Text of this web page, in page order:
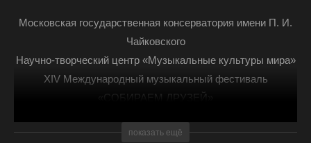
Московская государственная консерватория имени П. И.
Чайковского
Научно-творческий центр «Музыкальные культуры мира»
XIV Международный музыкальный фестиваль
«СОБИРАЕМ ДРУЗЕЙ»
показать ещё